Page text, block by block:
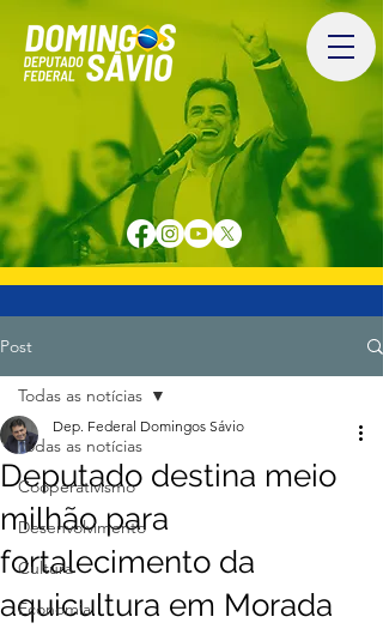
Post
Todas as notícias
Cooperativismo
Desenvolvimento
Cultura
Economia
Todas as notícias
Deputado destina meio
milhão para
fortalecimento da
aquicultura em Morada
Dep. Federal Domingos Sávio